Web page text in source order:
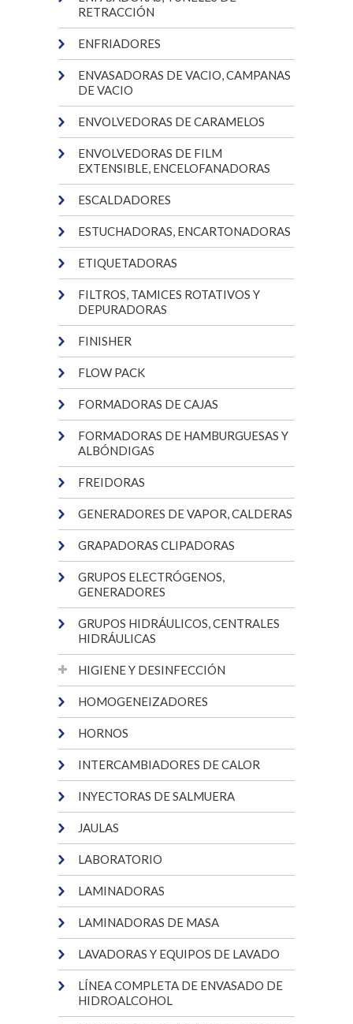
RETRACCIÓN
ENFRIADORES
ENVASADORAS DE VACIO, CAMPANAS
DE VACIO
ENVOLVEDORAS DE CARAMELOS
ENVOLVEDORAS DE FILM
EXTENSIBLE, ENCELOFANADORAS
ESCALDADORES
ESTUCHADORAS, ENCARTONADORAS
ETIQUETADORAS
FILTROS, TAMICES ROTATIVOS Y
DEPURADORAS
FINISHER
FLOW PACK
FORMADORAS DE CAJAS
FORMADORAS DE HAMBURGUESAS Y
ALBÓNDIGAS
FREIDORAS
GENERADORES DE VAPOR, CALDERAS
GRAPADORAS CLIPADORAS
GRUPOS ELECTRÓGENOS,
GENERADORES
GRUPOS HIDRÁULICOS, CENTRALES
HIDRÁULICAS
HIGIENE Y DESINFECCIÓN
HOMOGENEIZADORES
HORNOS
INTERCAMBIADORES DE CALOR
INYECTORAS DE SALMUERA
JAULAS
LABORATORIO
LAMINADORAS
LAMINADORAS DE MASA
LAVADORAS Y EQUIPOS DE LAVADO
LÍNEA COMPLETA DE ENVASADO DE
HIDROALCOHOL